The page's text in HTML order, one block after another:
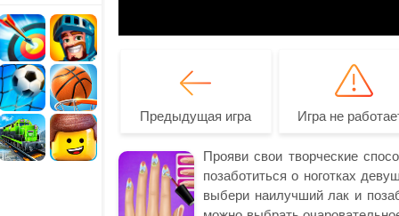
Предыдущая игра Игра не
Прояви свои творческие
позаботиться о ноготках
выбери наилучший лак и